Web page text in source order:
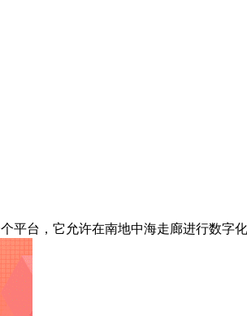
平台，它允许在南地中海走廊进行数字